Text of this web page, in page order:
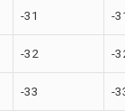
-31 -
-32 -
-33 -